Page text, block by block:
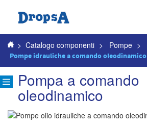
> Catalogo componenti > Pompe >
Pompe idrauliche a comando oleodinamico
Pompa a comando
oleodinamico